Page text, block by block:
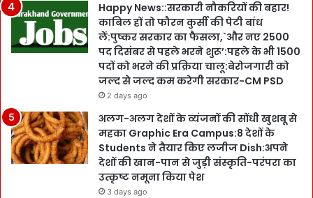
Happy News::सरकारी नौकरियों की बहार!
काबिल हों तो फौरन कुर्सी की पेटी बांध
लें:पुष्कर सरकार का फैसला,`और नए 2500
पद दिसंबर से पहले भरने शुरू’:पहले के भी 1500
पदों को भरने की प्रक्रिया चालू:बेरोजगारी को
जल्द से जल्द कम करेगी सरकार-CM PSD
2 days ago
अलग-अलग देशों के व्यंजनों की सोंधी खुशबू से
महका Graphic Era Campus:8 देशों के
Students ने तैयार किए लजीज Dish:अपने
देशों की खान-पान से जुड़ी संस्कृति-परंपरा का
उत्कृष्ट नमूना किया पेश
3 days ago